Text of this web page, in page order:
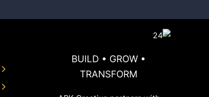
BUILD • GROW •
TRANSFORM